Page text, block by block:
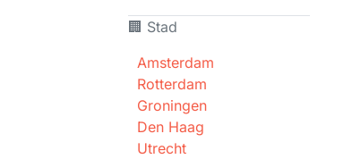
🏢 Stad
Amsterdam
Rotterdam
Groningen
Den Haag
Utrecht